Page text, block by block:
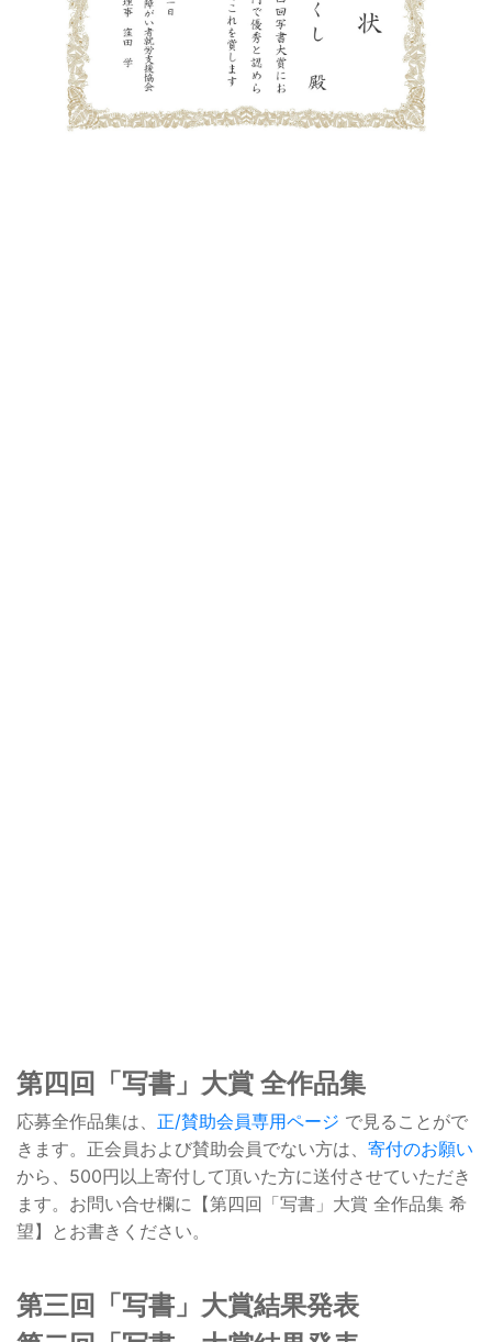
第四回「写書」大賞 全作品集
応募全作品集は、 正/賛助会員専用ページ で見ることがで
きます。正会員および賛助会員でない方は、 寄付のお願い
から、500円以上寄付して頂いた方に送付させていただき
ます。お問い合せ欄に【第四回「写書」大賞 全作品集 希
望】とお書きください。
第三回「写書」大賞結果発表